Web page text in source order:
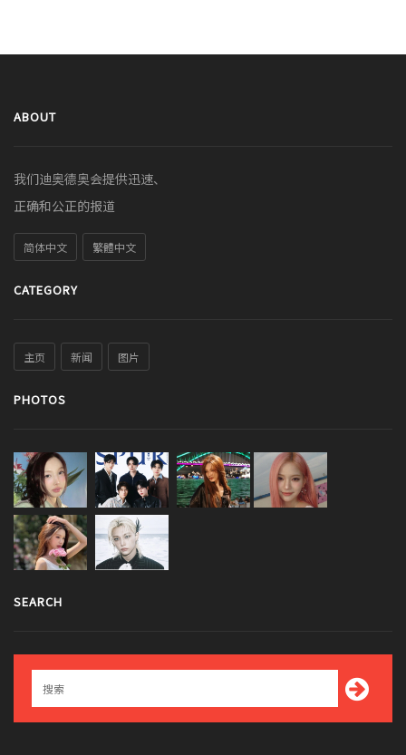
ABOUT
我们迪奥德奥会提供迅速、
正确和公正的报道
简体中文 繁體中文
CATEGORY
主页 新闻 图片
PHOTOS
SEARCH